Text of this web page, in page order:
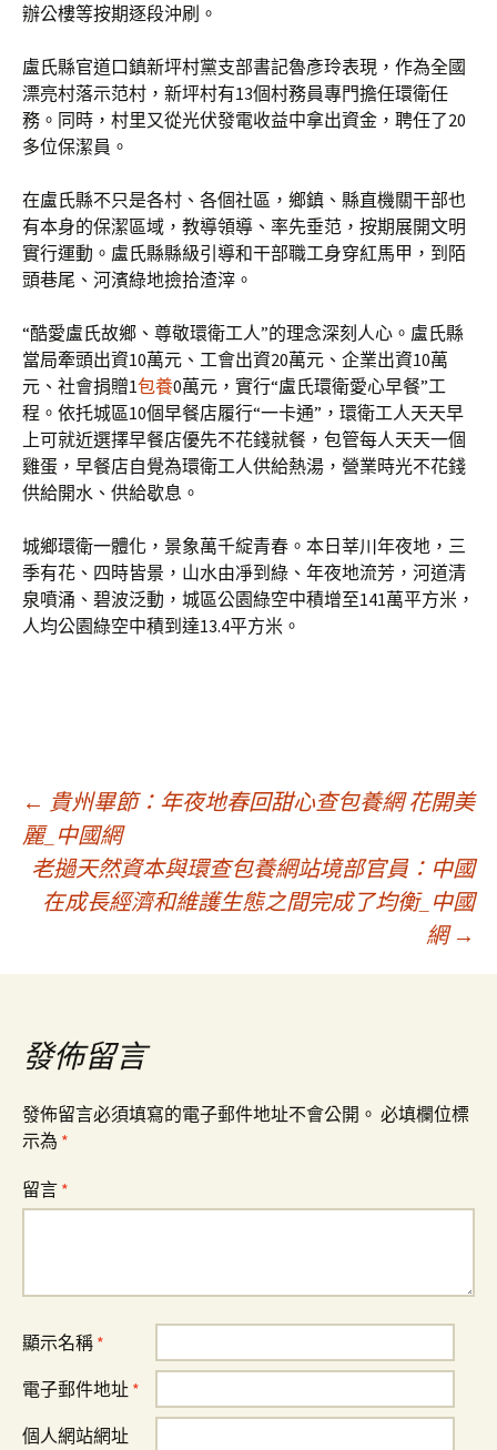
辦公樓等按期逐段沖刷。
盧氏縣官道口鎮新坪村黨支部書記魯彥玲表現，作為全國
漂亮村落示范村，新坪村有13個村務員專門擔任環衛任
務。同時，村里又從光伏發電收益中拿出資金，聘任了20
多位保潔員。
在盧氏縣不只是各村、各個社區，鄉鎮、縣直機關干部也
有本身的保潔區域，教導領導、率先垂范，按期展開文明
實行運動。盧氏縣縣級引導和干部職工身穿紅馬甲，到陌
頭巷尾、河濱綠地撿拾渣滓。
“酷愛盧氏故鄉、尊敬環衛工人”的理念深刻人心。盧氏縣
當局牽頭出資10萬元、工會出資20萬元、企業出資10萬
元、社會捐贈1包養0萬元，實行“盧氏環衛愛心早餐”工
程。依托城區10個早餐店履行“一卡通”，環衛工人天天早
上可就近選擇早餐店優先不花錢就餐，包管每人天天一個
雞蛋，早餐店自覺為環衛工人供給熱湯，營業時光不花錢
供給開水、供給歇息。
城鄉環衛一體化，景象萬千綻青春。本日莘川年夜地，三
季有花、四時皆景，山水由凈到綠、年夜地流芳，河道清
泉噴涌、碧波泛動，城區公園綠空中積增至141萬平方米，
人均公園綠空中積到達13.4平方米。
文
章
導
覽
← 貴州畢節：年夜地春回甜心查包養網 花開美
麗_中國網
老撾天然資本與環查包養網站境部官員：中國
在成長經濟和維護生態之間完成了均衡_中國
網 →
發佈留言
發佈留言必須填寫的電子郵件地址不會公開。 必填欄位標
示為 *
留言 *
顯示名稱 *
電子郵件地址 *
個人網站網址